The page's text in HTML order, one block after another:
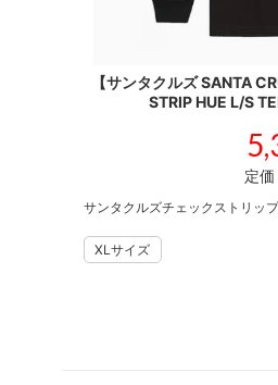
【サンタクルズ SANTA
STRIP HUE L/S
定
サンタクルズチェックストリッ